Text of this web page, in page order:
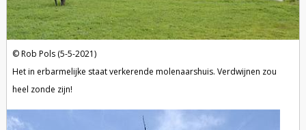
Rob Pols (5-5-2021)
Het in erbarmelijke staat verkerende molenaarshuis. Verdwijnen zou
heel zonde zijn!